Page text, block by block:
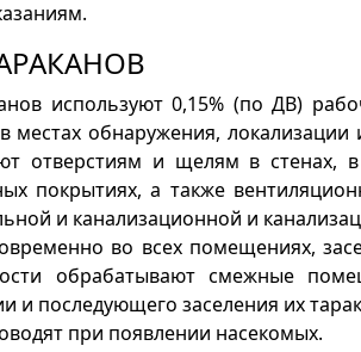
используют 0,15% (по ДВ)
местах обнаружения,
отверстиям и щелям в стенах,
покрытиях, а также
и канализационной и
во всех помещениях,
обрабатывают смежные
и последующего заселения их
при появлении насекомых.